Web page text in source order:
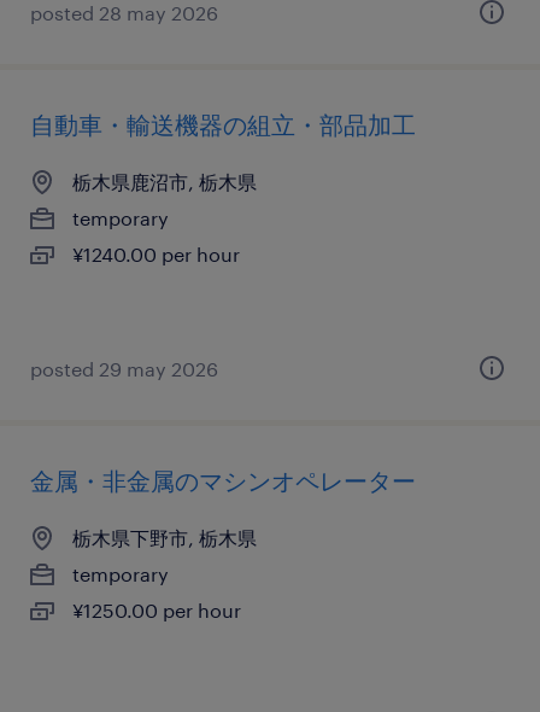
posted 28 may 2026
自動車・輸送機器の組立・部品加工
栃木県鹿沼市, 栃木県
temporary
¥1240.00 per hour
posted 29 may 2026
金属・非金属のマシンオペレーター
栃木県下野市, 栃木県
temporary
¥1250.00 per hour